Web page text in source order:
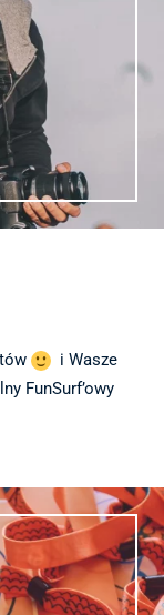
i Wasze
FunSurf’owy